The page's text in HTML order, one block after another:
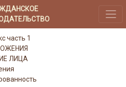
часть 1
ЛИЦА